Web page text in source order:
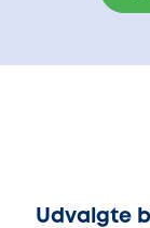
Udvalgte